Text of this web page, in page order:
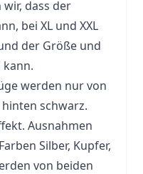
dass der
bei XL und XXL
der Größe und
werden nur von
schwarz.
Ausnahmen
Silber, Kupfer,
von beiden